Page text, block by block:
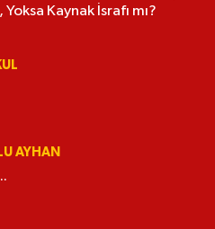
Kaynak İsrafı mı?
AYHAN